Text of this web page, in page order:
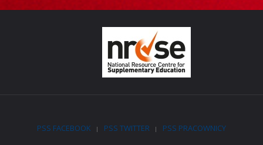
PSS FACEBOOK PSS TWITTER PSS PRACOWNICY